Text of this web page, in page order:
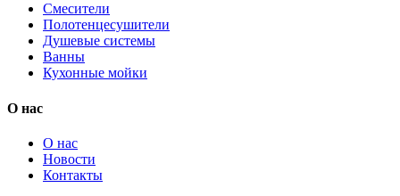
Смесители
Полотенцесушители
Душевые системы
Ванны
Кухонные мойки
О нас
О нас
Новости
Контакты